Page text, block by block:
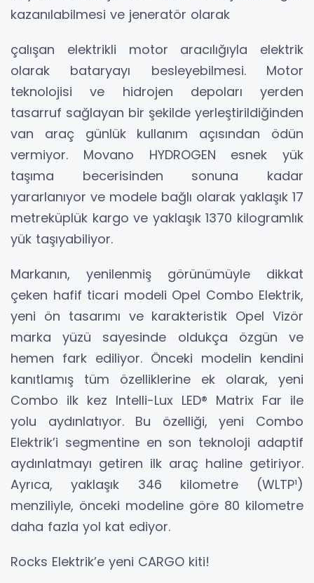
kazanılabilmesi ve jeneratör olarak
çalışan elektrikli motor aracılığıyla elektrik
olarak bataryayı besleyebilmesi. Motor
teknolojisi ve hidrojen depoları yerden
tasarruf sağlayan bir şekilde yerleştirildiğinden
van araç günlük kullanım açısından ödün
vermiyor. Movano HYDROGEN esnek yük
taşıma becerisinden sonuna kadar
yararlanıyor ve modele bağlı olarak yaklaşık 17
metreküplük kargo ve yaklaşık 1370 kilogramlık
yük taşıyabiliyor.
Markanın, yenilenmiş görünümüyle dikkat
çeken hafif ticari modeli Opel Combo Elektrik,
yeni ön tasarımı ve karakteristik Opel Vizör
marka yüzü sayesinde oldukça özgün ve
hemen fark ediliyor. Önceki modelin kendini
kanıtlamış tüm özelliklerine ek olarak, yeni
Combo ilk kez Intelli-Lux LED® Matrix Far ile
yolu aydınlatıyor. Bu özelliği, yeni Combo
Elektrik’i segmentine en son teknoloji adaptif
aydınlatmayı getiren ilk araç haline getiriyor.
Ayrıca, yaklaşık 346 kilometre (WLTP¹)
menziliyle, önceki modeline göre 80 kilometre
daha fazla yol kat ediyor.
Rocks Elektrik’e yeni CARGO kiti!